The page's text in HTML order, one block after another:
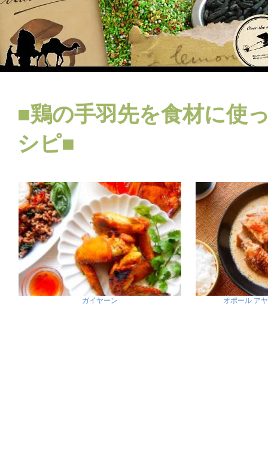
■鶏の手羽先を食材に使
シピ■
ガイヤーン オポール ア